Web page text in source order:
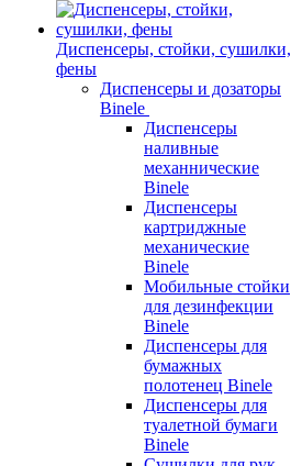
Диспенсеры, стойки, сушилки,
фены
Диспенсеры и дозаторы
Binele
Диспенсеры
наливные
механнические
Binele
Диспенсеры
картриджные
механические
Binele
Мобильные стойки
для дезинфекции
Binele
Диспенсеры для
бумажных
полотенец Binele
Диспенсеры для
туалетной бумаги
Binele